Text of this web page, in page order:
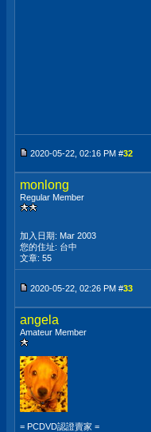
2020-05-22, 02:16 PM #32
monlong
Regular Member
加入日期: Mar 2003
您的住址: 台中
文章: 55
2020-05-22, 02:26 PM #33
angela
Amateur Member
= PCDVD認證賣家 =